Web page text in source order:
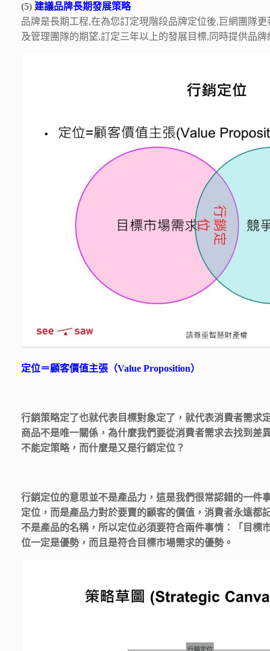
(5) 建議品牌長期發展策略
品牌是長期工程,在為您訂定現階段品牌定位後,巨網團隊
及管理團隊的期望,訂定三年以上的發展目標,同時提供品
定位＝顧客價值主張（Value Proposition）
行銷策略定了也就代表目標對象定了，就代表消費者需求
商品不是唯一關係，為什麼我們要從消費者需求去找到差
不能定策略，而什麼是又是行銷定位？
行銷定位的意思並不是產品力，這是我們很常認錯的一件
定位，而是產品力對於要賣的顧客的價值，消費者永遠都
不是產品的名稱，所以定位必須要符合兩件事情：「目標
位一定是優勢，而且是符合目標市場需求的優勢。